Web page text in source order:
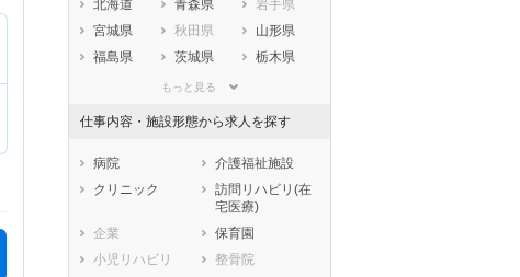
北海道 青森県
岩手県
宮城県
秋田県
山形県
福島県
茨城県
栃木県
埼玉県
石川県
福井県
岐阜県
静岡県
愛知県
三重県
大阪府
兵庫県
奈良県
鳥取県
島根県
もっと見る
仕事内容・施設形態から求人を探す
病院
介護福祉施設
クリニック
訪問リハビリ(在
宅医療)
企業
保育園
小児リハビリ
整骨院